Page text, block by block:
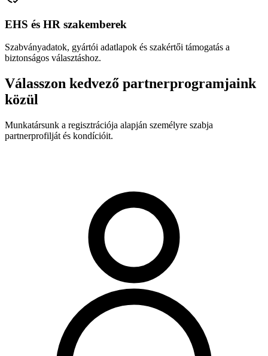
EHS és HR szakemberek
Szabványadatok, gyártói adatlapok és szakértői támogatás a
biztonságos választáshoz.
Válasszon kedvező partnerprogramjaink
közül
Munkatársunk a regisztrációja alapján személyre szabja
partnerprofilját és kondícióit.